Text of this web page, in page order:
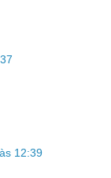
12:39